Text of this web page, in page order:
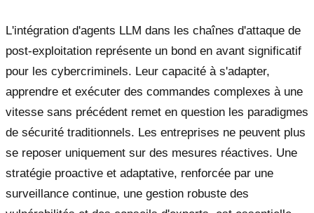
L'intégration d'agents LLM dans les chaînes d'attaque de
post-exploitation représente un bond en avant significatif
pour les cybercriminels. Leur capacité à s'adapter,
apprendre et exécuter des commandes complexes à une
vitesse sans précédent remet en question les paradigmes
de sécurité traditionnels. Les entreprises ne peuvent plus
se reposer uniquement sur des mesures réactives. Une
stratégie proactive et adaptative, renforcée par une
surveillance continue, une gestion robuste des